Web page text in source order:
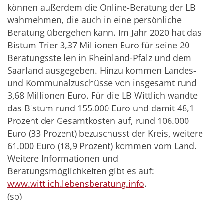
können außerdem die Online-Beratung der LB
wahrnehmen, die auch in eine persönliche
Beratung übergehen kann. Im Jahr 2020 hat das
Bistum Trier 3,37 Millionen Euro für seine 20
Beratungsstellen in Rheinland-Pfalz und dem
Saarland ausgegeben. Hinzu kommen Landes-
und Kommunalzuschüsse von insgesamt rund
3,68 Millionen Euro. Für die LB Wittlich wandte
das Bistum rund 155.000 Euro und damit 48,1
Prozent der Gesamtkosten auf, rund 106.000
Euro (33 Prozent) bezuschusst der Kreis, weitere
61.000 Euro (18,9 Prozent) kommen vom Land.
Weitere Informationen und
Beratungsmöglichkeiten gibt es auf:
www.wittlich.lebensberatung.info.
(sb)